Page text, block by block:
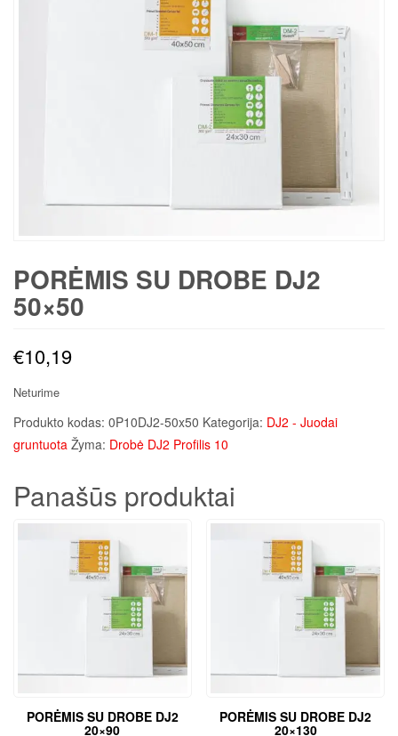
PORĖMIS SU DROBE DJ2
50×50
€10,19
Neturime
Produkto kodas: 0P10DJ2-50x50 Kategorija: DJ2 - Juodai
gruntuota Žyma: Drobė DJ2 Profilis 10
Panašūs produktai
PORĖMIS SU DROBE DJ2
20×90
PORĖMIS SU DROBE DJ2
20×130